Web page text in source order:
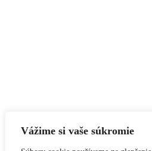
Vážime si vaše súkromie